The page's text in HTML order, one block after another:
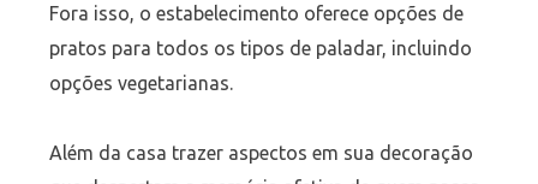
Fora isso, o estabelecimento oferece opções de
pratos para todos os tipos de paladar, incluindo
opções vegetarianas.
Além da casa trazer aspectos em sua decoração